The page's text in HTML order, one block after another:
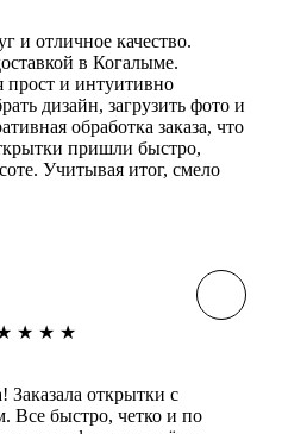
и отличное качество.
в Когалыме.
и интуитивно
дизайн, загрузить фото и
обработка заказа, что
пришли быстро,
Учитывая итог, смело
★ ★ ★
открытки с
Все быстро, четко и по